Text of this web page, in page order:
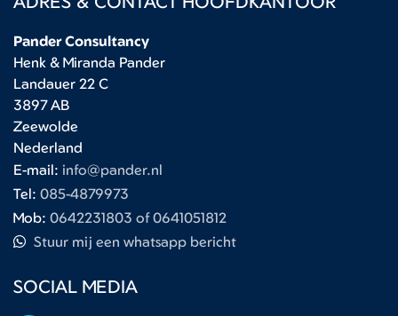
Pander Consultancy
Henk & Miranda Pander
Landauer 22 C
3897 AB
Zeewolde
Nederland
E-mail: info@pander.nl
Tel: 085-4879973
Mob: 0642231803 of 0641051812
Stuur mij een whatsapp bericht
SOCIAL MEDIA